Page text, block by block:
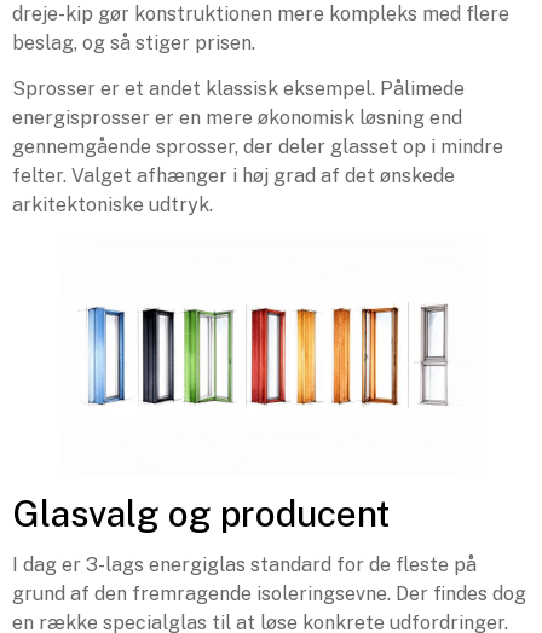
dreje-kip gør konstruktionen mere kompleks med flere
beslag, og så stiger prisen.
Sprosser er et andet klassisk eksempel. Pålimede
energisprosser er en mere økonomisk løsning end
gennemgående sprosser, der deler glasset op i mindre
felter. Valget afhænger i høj grad af det ønskede
arkitektoniske udtryk.
Glasvalg og producent
I dag er 3-lags energiglas standard for de fleste på
grund af den fremragende isoleringsevne. Der findes dog
en række specialglas til at løse konkrete udfordringer.